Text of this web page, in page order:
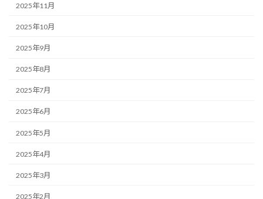
2025年11月
2025年10月
2025年9月
2025年8月
2025年7月
2025年6月
2025年5月
2025年4月
2025年3月
2025年2月